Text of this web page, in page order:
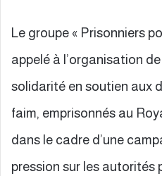
Le groupe « Prisonniers
appelé à l’organisation
solidarité en soutien aux
faim, emprisonnés au
dans le cadre d’une
pression sur les autorités